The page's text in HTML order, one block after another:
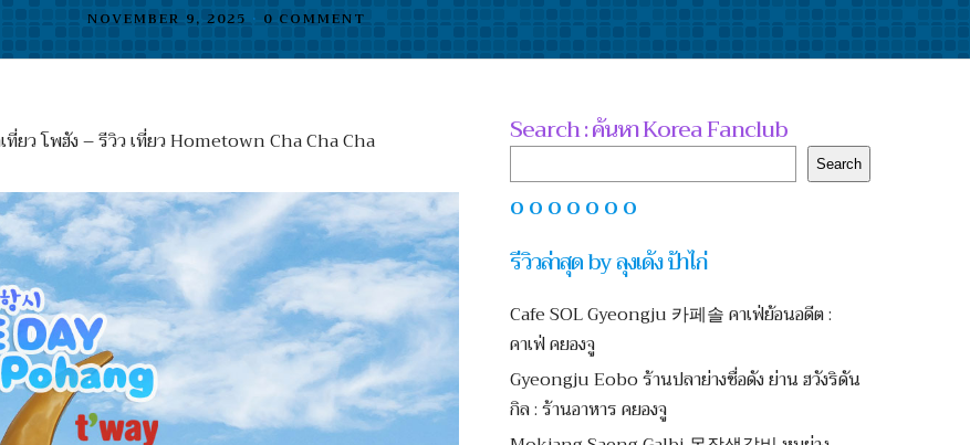
NOVEMBER 9, 2025 • 0 COMMENT
ยว โพฮัง – รีวิว เที่ยว Hometown Cha Cha Cha Search : ค้นหา Korea Fanclub
Search
O O O O O O O
รีวิวล่าสุด by ลุงเด้ง ป้าไก่
Cafe SOL Gyeongju 카페솔 คาเฟ่ย้อนอดีต :
คาเฟ่ คยองจู
Gyeongju Eobo ร้านปลาย่างชื่อดัง ย่าน ฮวังริดัน
กิล : ร้านอาหาร คยองจู